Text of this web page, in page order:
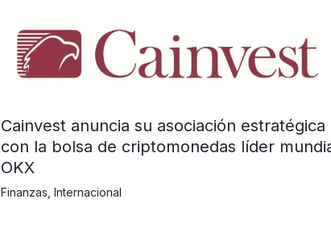
Cainvest anuncia su asociación estratégica
con la bolsa de criptomonedas líder
OKX
Finanzas Internacional